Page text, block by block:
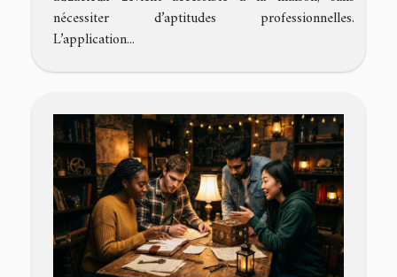
nécessiter d’aptitudes professionnelles.
L’application...